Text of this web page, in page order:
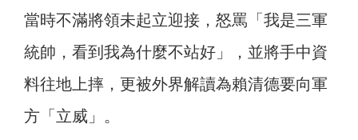
當時不滿將領未起立迎接，怒罵「我是三軍
統帥，看到我為什麼不站好」，並將手中資
料往地上摔， 更被外界解讀為賴清德要向軍
方「立威」。